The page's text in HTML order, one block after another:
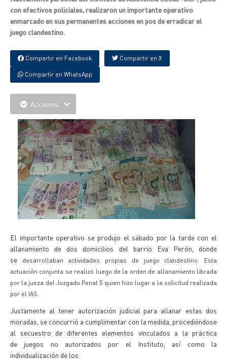
con efectivos policiales, realizaron un importante operativo
enmarcado en sus permanentes acciones en pos de erradicar el
juego clandestino.
Compartir en Facebook Compartir en X
Compartir en WhatsApp
Acciones
El importante operativo se produjo el sábado por la tarde con el
allanamiento de dos domicilios del barrio Eva Perón, donde
se
desarrollaban actividades propias de juego clandestino. Esta
actuación conjunta se realizó luego de la orden de allanamiento librada
por la jueza del Juzgado Penal 5 quien hizo lugar a la solicitud realizada
por el IAS.
Justamente al tener autorización judicial para allanar estas dos
moradas, se concurrió a cumplimentar con la medida, procediéndose
al secuestro de diferentes elementos vinculados a la práctica
de juegos no autorizados por el Instituto, así como la
individualización de los